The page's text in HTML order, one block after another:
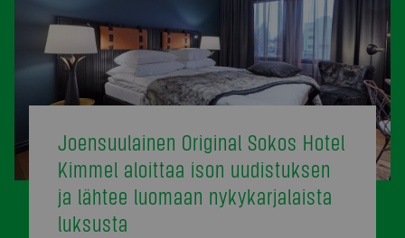
Joensuulainen Original Sokos Hotel
Kimmel aloittaa ison uudistuksen
ja lähtee luomaan nykykarjalaista
luksusta